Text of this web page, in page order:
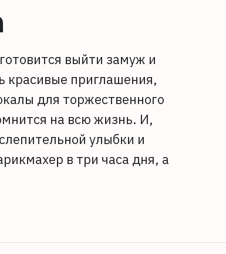
выйти замуж и
красивые приглашения,
для торжественного
на всю жизнь. И,
улыбки и
в три часа дня, а